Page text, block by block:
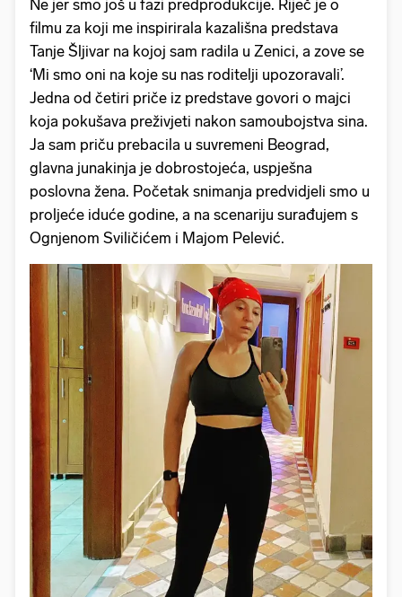
Ne jer smo još u fazi predprodukcije. Riječ je o
filmu za koji me inspirirala kazališna predstava
Tanje Šljivar na kojoj sam radila u Zenici, a zove se
‘Mi smo oni na koje su nas roditelji upozoravali’.
Jedna od četiri priče iz predstave govori o majci
koja pokušava preživjeti nakon samoubojstva sina.
Ja sam priču prebacila u suvremeni Beograd,
glavna junakinja je dobrostojeća, uspješna
poslovna žena. Početak snimanja predvidjeli smo u
proljeće iduće godine, a na scenariju surađujem s
Ognjenom Sviličićem i Majom Pelević.